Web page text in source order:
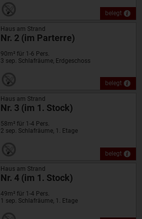
belegt
belegt
Haus am Strand
Nr. 2 (im Parterre)
90m² für 1-6 Pers.
3 sep. Schlafräume, Erdgeschoss
belegt
Haus am Strand
Nr. 3 (im 1. Stock)
58m² für 1-4 Pers.
2 sep. Schlafräume, 1. Etage
Haus am Strand
Nr. 4 (im 1. Stock)
49m² für 1-4 Pers.
1 sep. Schlafräume, 1. Etage